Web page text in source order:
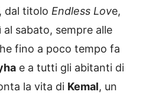
dal titolo Endless Love,
sabato, sempre alle
fino a poco tempo fa
e a tutti gli abitanti di
la vita di Kemal, un